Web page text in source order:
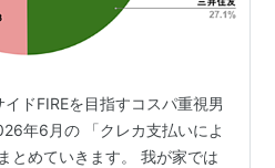
ドFIREを目指すコスパ重視男
年6月の 「クレカ支払いによ
とめていきます。 我が家では